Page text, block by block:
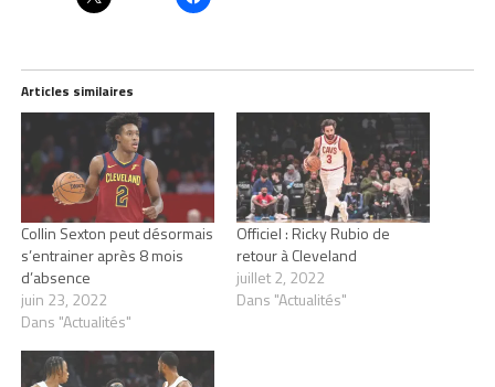
Articles similaires
Collin Sexton peut désormais
s’entrainer après 8 mois
d’absence
juin 23, 2022
Dans "Actualités"
Officiel : Ricky Rubio de
retour à Cleveland
juillet 2, 2022
Dans "Actualités"